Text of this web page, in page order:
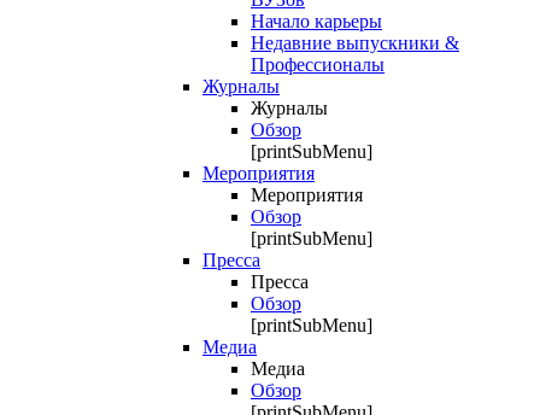
Начало карьеры
Недавние выпускники &
Профессионалы
Журналы
Журналы
Обзор
[printSubMenu]
Мероприятия
Мероприятия
Обзор
[printSubMenu]
Пресса
Пресса
Обзор
[printSubMenu]
Медиа
Медиа
Обзор